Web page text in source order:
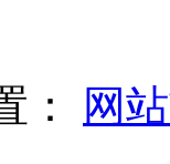
：
网